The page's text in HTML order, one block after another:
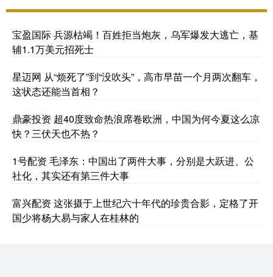
宝盈国际 兵源枯竭！百姓拒当炮灰，乌军爆发大逃亡，基
辅1.1万美元招死士
星迈网 从“烦死了”到“没吹头”，高市早苗一个月两次翻车，
这状态还能当首相？
鼎豪投资 超40度致命热浪席卷欧洲，中国为何今夏这么凉
快？三伏天也不热？
1号配资 毛泽东：中国出了两件大事，分别是大跃进、公
社化，其实还有第三件大事
富兴配资 这张摄于上世纪六十年代的珍贵合影，定格了开
国少将杨大易与家人在桂林的